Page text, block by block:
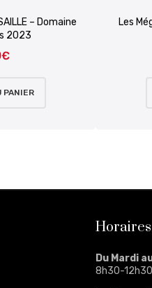
– Domaine
2023
€
PANIER
Les
Du Mardi
8h30-